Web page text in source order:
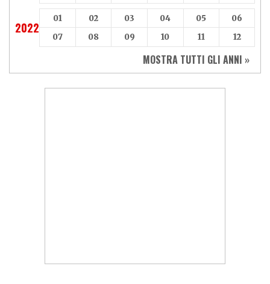
2022
01 02 03 04 05
06
07
08 09 10 11 12
MOSTRA TUTTI GLI ANNI »